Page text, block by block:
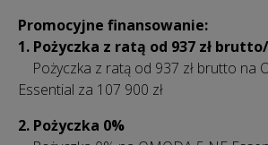
Promocyjne finansowanie:
1. Pożyczka z ratą od 937 zł
Pożyczka z ratą od 937 zł brutto na
Essential za 107 900 zł
2. Pożyczka 0%